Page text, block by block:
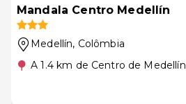
Mandala Centro Medellín
Medellín, Colômbia
A 1.4 km de Centro de Medellín